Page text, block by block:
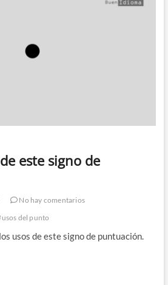
este signo de
No hay comentarios
del punto
usos de este signo de puntuación.